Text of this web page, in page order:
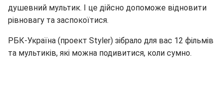
душевний мультик. І це дійсно допоможе відновити
рівновагу та заспокоїтися.
РБК-Україна (проект Styler) зібрало для вас 12 фільмів
та мультиків, які можна подивитися, коли сумно.